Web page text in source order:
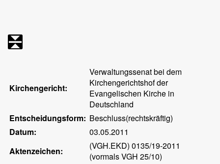
Kirchengericht:
Verwaltungssenat bei dem
Kirchengerichtshof der
Evangelischen Kirche in
Deutschland
Entscheidungsform: Beschluss(rechtskräftig)
Datum:
03.05.2011
Aktenzeichen:
(VGH.EKD) 0135/19-2011
(vormals VGH 25/10)